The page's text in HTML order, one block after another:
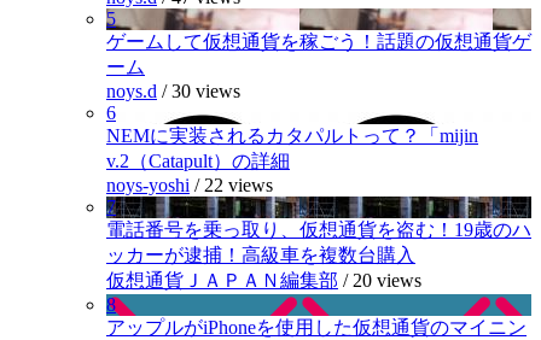
5
ゲームして仮想通貨を稼ごう！話題の仮想通貨ゲ
ーム
noys.d /30 views
6
NEMに実装されるカタパルトって？「mijin
v.2（Catapult）の詳細
noys-yoshi / 22 views
7
電話番号を乗っ取り、仮想通貨を盗む！19歳のハ
ッカーが逮捕！高級車を複数台購入
仮想通貨ＪＡＰＡＮ編集部 / 20 views
8
アップルがiPhoneを使用した仮想通貨のマイニン